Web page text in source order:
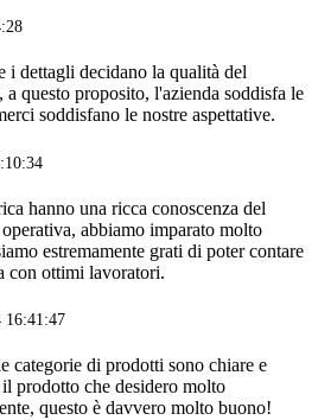
i dettagli decidano la qualità del
questo proposito, l'azienda soddisfa le
soddisfano le nostre aspettative.
hanno una ricca conoscenza del
operativa, abbiamo imparato molto
estremamente grati di poter contare
con ottimi lavoratori.
16:41:47
categorie di prodotti sono chiare e
prodotto che desidero molto
questo è davvero molto buono!